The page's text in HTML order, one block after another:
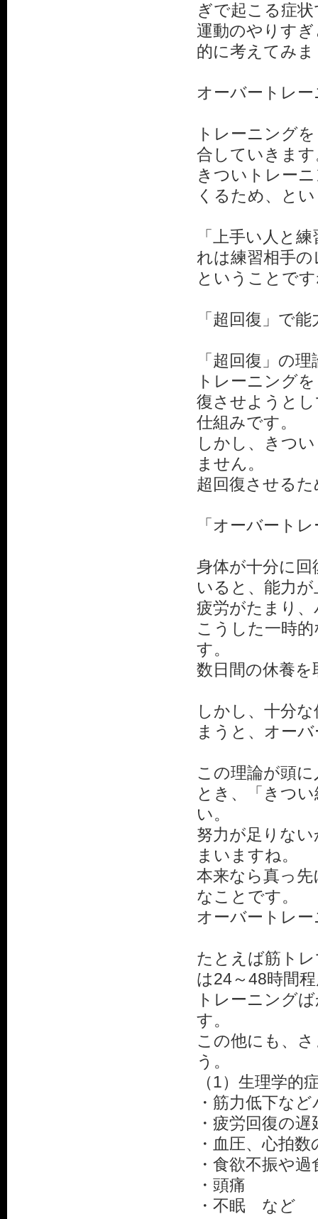
ぎで起こる症
運動のやりす
的に考えてみ
オーバートレ
トレーニング
合していきま
きついトレー
くるため、と
「上手い人と
れは練習相手
ということで
「超回復」で
「超回復」の
トレーニング
復させようと
仕組みです。
しかし、きつ
ません。
超回復させる
「オーバート
身体が十分に
いると、能力
疲労がたまり
こうした一時
す。
数日間の休養
しかし、十分
まうと、オー
この理論が頭
とき、「きつ
い。
努力が足りな
まいますね。
本来なら真っ
なことです。
オーバートレ
たとえば筋ト
は24～48時間
トレーニング
す。
この他にも、
う。
（1）生理学的
・筋力低下な
・疲労回復の遅
・血圧、心拍数
・食欲不振や過
・頭痛
・不眠 など